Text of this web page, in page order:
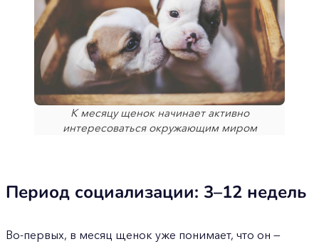
К месяцу щенок начинает активно
интересоваться окружающим миром
Период социализации: 3–12 недель
Во-первых, в месяц щенок уже понимает, что он —